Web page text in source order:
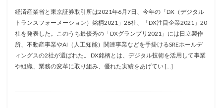
経済産業省と東京証券取引所は2021年6月7日、今年の「DX（デジタル
トランスフォーメーション）銘柄2021」28社、「DX注目企業2021」20
社を発表した。このうち最優秀の「DXグランプリ2021」には日立製作
所、不動産事業やAI（人工知能）関連事業などを手掛けるSREホールデ
ィングスの2社が選ばれた。 DX銘柄とは、デジタル技術を活用して事業
や組織、業務の変革に取り組み、優れた実績をあげてい […]